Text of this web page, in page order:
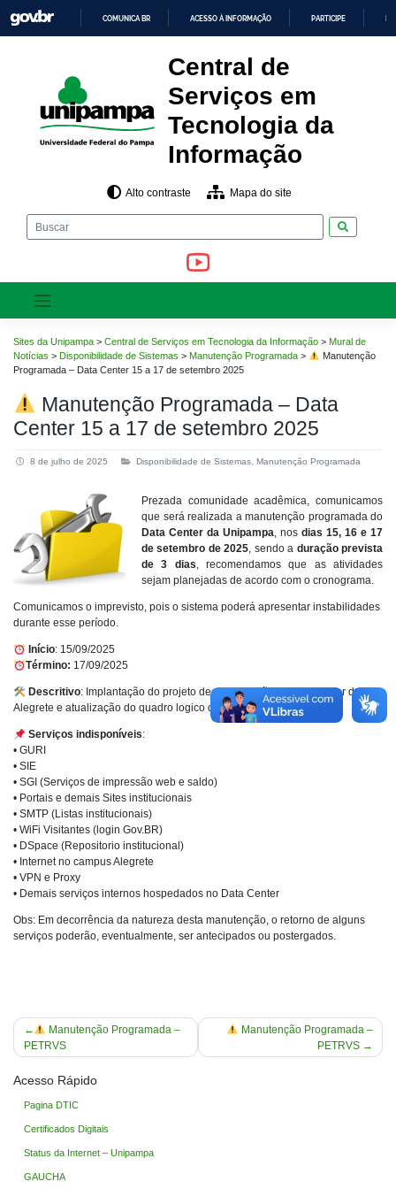
para
o
O
CONTEÚDO
COMUNICA BR ACESSO À INFORMAÇÃO PARTICIPE
Central de
Serviços em
Tecnologia da
Informação
Alto contraste Mapa do site
Sites da Unipampa > Central de Serviços em Tecnologia da Informação > Mural de
Notícias > Disponibilidade de Sistemas > Manutenção Programada >
Manutenção
Programada – Data Center 15 a 17 de setembro 2025
Manutenção Programada – Data
Center 15 a 17 de setembro 2025
8 de julho de 2025 Disponibilidade de Sistemas Manutenção Programada
Prezada comunidade acadêmica, comunicamos
que será realizada a manutenção programada do
Data Center da Unipampa, nos dias 15, 16 e 17
de setembro de 2025, sendo a duração prevista
de 3 dias, recomendamos que as atividades
sejam planejadas de acordo com o cronograma.
Comunicamos o imprevisto, pois o sistema poderá apresentar instabilidades
durante esse período.
Início: 15/09/2025
Término: 17/09/2025
Descritivo: Implantação do projeto de climatização no data center de
Alegrete e atualização do quadro logico de energia.
Serviços indisponíveis:
• GURI
• SIE
• SGI (Serviços de impressão web e saldo)
• Portais e demais Sites institucionais
• SMTP (Listas institucionais)
• WiFi Visitantes (login Gov.BR)
• DSpace (Repositorio institucional)
• Internet no campus Alegrete
• VPN e Proxy
• Demais serviços internos hospedados no Data Center
Obs: Em decorrência da natureza desta manutenção, o retorno de alguns
serviços poderão, eventualmente, ser antecipados ou postergados.
Navegação
de
Post
Manutenção Programada –
PETRVS
Manutenção Programada –
PETRVS
Acesso Rápido
Pagina DTIC
Certificados Digitais
Status da Internet – Unipampa
GAUCHA